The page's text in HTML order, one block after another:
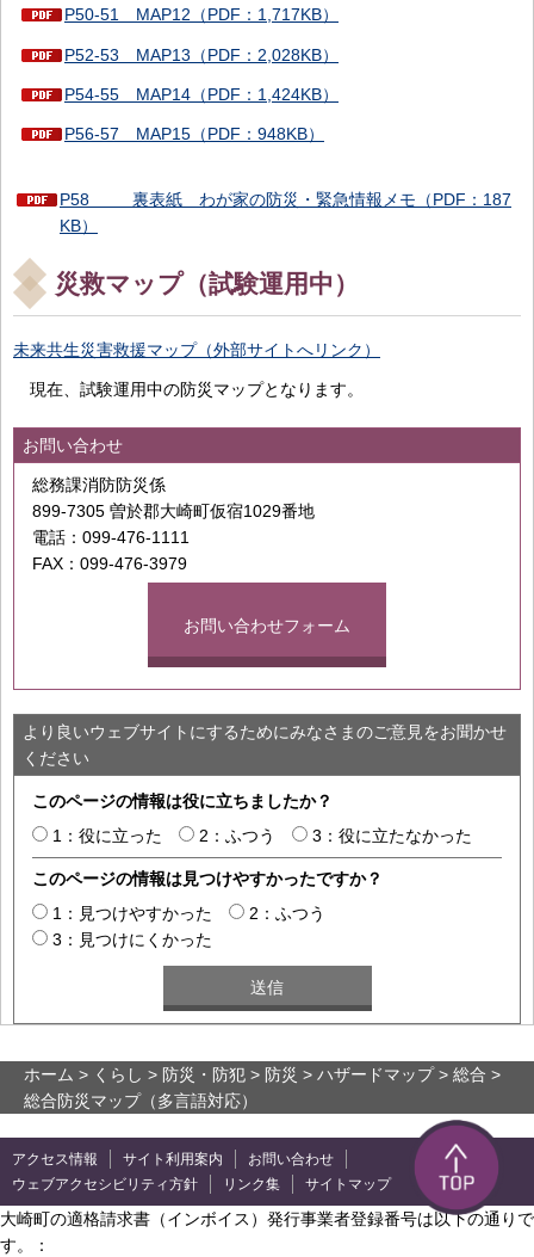
P50-51 MAP12（PDF：1,717KB）
P52-53 MAP13（PDF：2,028KB）
P54-55 MAP14（PDF：1,424KB）
P56-57 MAP15（PDF：948KB）
P58 裏表紙 わが家の防災・緊急情報メモ（PDF：187
KB）
災救マップ（試験運用中）
未来共生災害救援マップ（外部サイトへリンク）
現在、試験運用中の防災マップとなります。
お問い合わせ
総務課消防防災係
899-7305 曽於郡大崎町仮宿1029番地
電話：099-476-1111
FAX：099-476-3979
お問い合わせフォーム
より良いウェブサイトにするためにみなさまのご意見をお聞かせ
ください
このページの情報は役に立ちましたか？
1：役に立った
2：ふつう 3：役に立たなかった
このページの情報は見つけやすかったですか？
1：見つけやすかった
2：ふつう
3：見つけにくかった
ホーム > くらし > 防災・防犯 > 防災 > ハザードマップ> 総合 >
総合防災マップ（多言語対応）
アクセス情報 サイト利用案内
お問い合わせ
ウェブアクセシビリティ方針
リンク集 サイトマップ
大崎町の適格請求書（インボイス）発行事業者登録番号は以下の通りで
す。：